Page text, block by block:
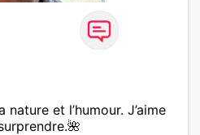
et l’humour. J’aime